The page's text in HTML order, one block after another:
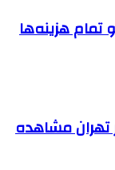
هزینه‌ها
تهران مشاهده